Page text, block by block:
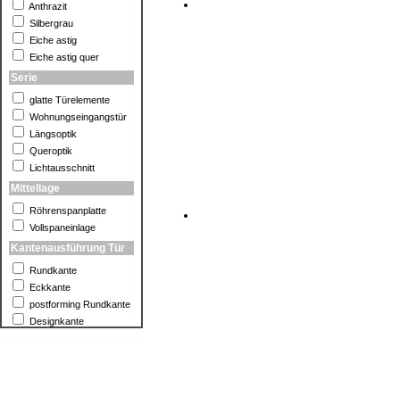
Anthrazit
Silbergrau
Eiche astig
Eiche astig quer
Serie
glatte Türelemente
Wohnungseingangstür
Längsoptik
Queroptik
Lichtausschnitt
Mittellage
Röhrenspanplatte
Vollspaneinlage
Kantenausführung Tür
Rundkante
Eckkante
postforming Rundkante
Designkante